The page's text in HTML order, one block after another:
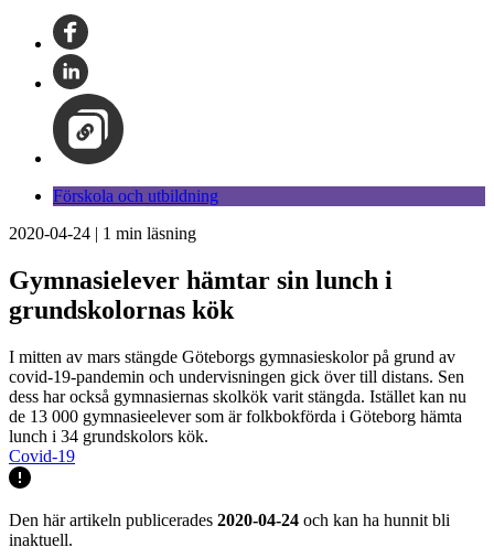
Förskola och utbildning
2020-04-24 | 1 min läsning
Gymnasielever hämtar sin lunch i
grundskolornas kök
I mitten av mars stängde Göteborgs gymnasieskolor på grund av
covid-19-pandemin och undervisningen gick över till distans. Sen
dess har också gymnasiernas skolkök varit stängda. Istället kan nu
de 13 000 gymnasieelever som är folkbokförda i Göteborg hämta
lunch i 34 grundskolors kök.
Covid-19
Den här artikeln publicerades 2020-04-24 och kan ha hunnit bli
inaktuell.